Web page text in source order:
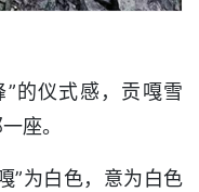
”的仪式感，贡嘎雪
座。
”为白色，意为白色